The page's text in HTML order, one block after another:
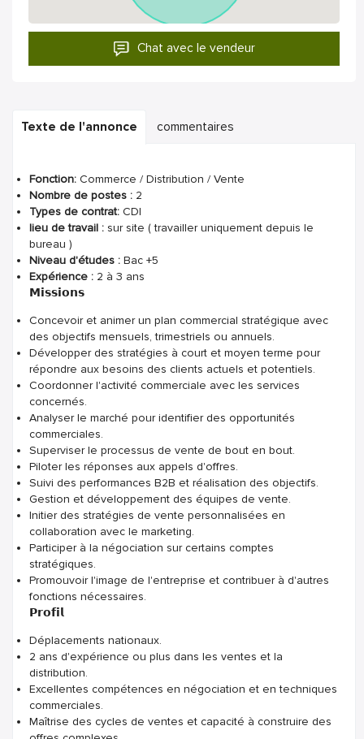
Chat avec le vendeur
Texte de l'annonce commentaires
Fonction: Commerce / Distribution / Vente
Nombre de postes : 2
Types de contrat: CDI
lieu de travail : sur site ( travailler uniquement depuis le
bureau )
Niveau d'études : Bac +5
Expérience : 2 à 3 ans
𝗠𝗶𝘀𝘀𝗶𝗼𝗻𝘀
Concevoir et animer un plan commercial stratégique avec
des objectifs mensuels, trimestriels ou annuels.
Développer des stratégies à court et moyen terme pour
répondre aux besoins des clients actuels et potentiels.
Coordonner l'activité commerciale avec les services
concernés.
Analyser le marché pour identifier des opportunités
commerciales.
Superviser le processus de vente de bout en bout.
Piloter les réponses aux appels d'offres.
Suivi des performances B2B et réalisation des objectifs.
Gestion et développement des équipes de vente.
Initier des stratégies de vente personnalisées en
collaboration avec le marketing.
Participer à la négociation sur certains comptes
stratégiques.
Promouvoir l'image de l'entreprise et contribuer à d'autres
fonctions nécessaires.
𝗣𝗿𝗼𝗳𝗶𝗹
Déplacements nationaux.
2 ans d'expérience ou plus dans les ventes et la
distribution.
Excellentes compétences en négociation et en techniques
commerciales.
Maîtrise des cycles de ventes et capacité à construire des